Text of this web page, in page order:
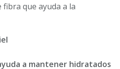
que ayuda a la
a mantener hidratados